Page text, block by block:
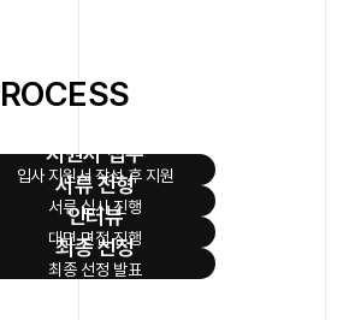
대화 및 비즈니스 성과 달성을 돕는 전략가이자 자문가
석 #마케팅 강의
플랫폼의 복잡한 데이터를 수집, 통합 및 가공하여 분석
지원서 접수
입사 지원서 작성 후 지원
서류 전형
서류 심사 진행
인터뷰
대면 면접 진행
최종 선정
최종 선정 발표